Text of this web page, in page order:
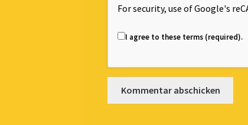
For security, use of Google's
I agree to these terms (required).